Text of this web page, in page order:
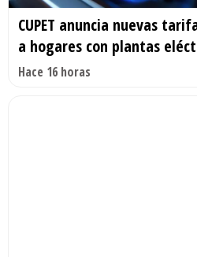
CUPET anuncia nuevas
a hogares con plantas
Hace 16 horas